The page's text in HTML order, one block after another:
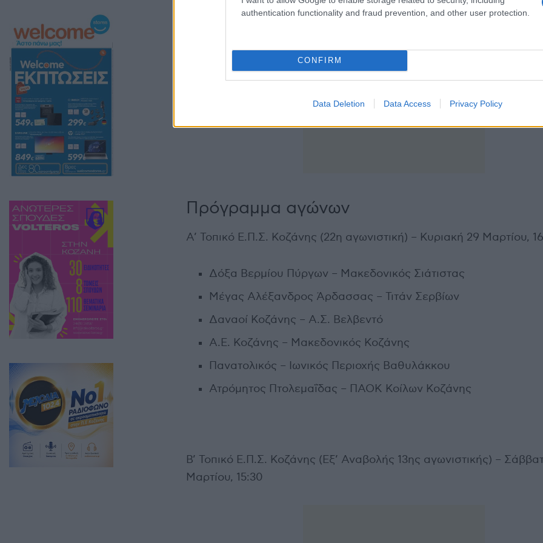
authentication functionality and fraud prevention, and other user protection.
CONFIRM
Data Deletion Data Access Privacy Policy
Πρόγραμμα αγώνων
Α’ Τοπικό Ε.Π.Σ. Κοζάνης (22η αγωνιστική) – Κυριακή 29 Μαρτίου,
Δόξα Βερμίου Πύργων – Μακεδονικός Σιάτιστας
Μέγας Αλέξανδρος Άρδασσας – Τιτάν Σερβίων
Δαναοί Κοζάνης – Α.Σ. Βελβεντό
Α.Ε. Κοζάνης – Μακεδονικός Κοζάνης
Πανατολικός – Ιωνικός Περιοχής Βαθυλάκκου
Ατρόμητος Πτολεμαΐδας – ΠΑΟΚ Κοίλων Κοζάνης
Β’ Τοπικό Ε.Π.Σ. Κοζάνης (Εξ’ Αναβολής 13ης αγωνιστικής) –
Μαρτίου, 15:30